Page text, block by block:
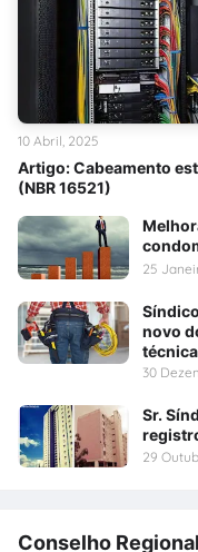
Artigo: Cabeamento
(NBR 16521)
10 Abril, 2025
25
novo
técnica
30
Sr.
29
Conselho Regional